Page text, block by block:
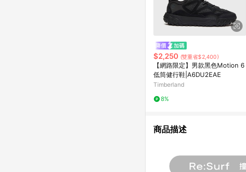
$2,250 (雙重省$2,400)
【網路限定】男款黑色Motion 6
低筒健行鞋|A6DU2EAE
Timberland
8%
商品描述